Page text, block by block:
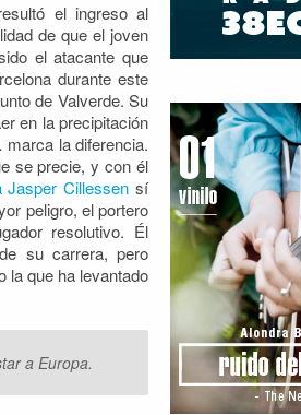
el ingreso al
de que el joven
el atacante que
durante este
de Valverde. Su
en la precipitación
la diferencia.
se precie, y con él
Jasper Cillessen sí
peligro, el portero
resolutivo. Él
su carrera, pero
la que ha levantado
a Europa.